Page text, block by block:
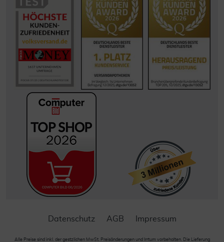
Datenschutz AGB Impressum
Alle Preise sind inkl. der gestzlichen MwSt. Preisänderungen und Irrtum vorbehalten. Die Lieferung